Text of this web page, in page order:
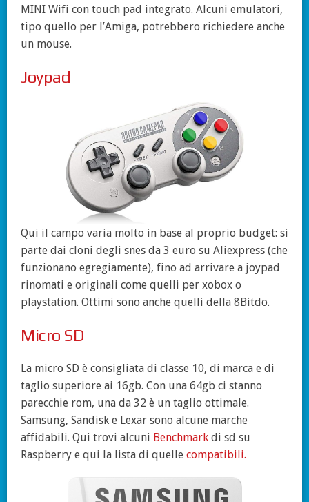
MINI Wifi con touch pad integrato. Alcuni emulatori,
tipo quello per l’Amiga, potrebbero richiedere anche
un mouse.
Joypad
Qui il campo varia molto in base al proprio budget: si
parte dai cloni degli snes da 3 euro su Aliexpress (che
funzionano egregiamente), fino ad arrivare a joypad
rinomati e originali come quelli per xobox o
playstation. Ottimi sono anche quelli della 8Bitdo.
Micro SD
La micro SD è consigliata di classe 10, di marca e di
taglio superiore ai 16gb. Con una 64gb ci stanno
parecchie rom, una da 32 è un taglio ottimale.
Samsung, Sandisk e Lexar sono alcune marche
affidabili. Qui trovi alcuni Benchmark di sd su
Raspberry e qui la lista di quelle compatibili.